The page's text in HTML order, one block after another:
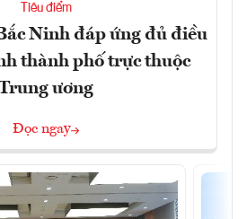
Tiêu điểm
Ninh đáp ứng đủ điều
thành phố trực thuộc
ương
Đọc ngay